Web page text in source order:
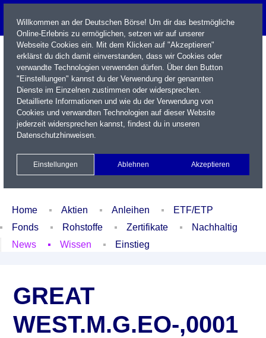
Name / WKN / ISIN / Kürzel
Xetra Realtime
Watchlist Portfolio Login
Home Aktien Anleihen
ETF/ETP
Fonds
Rohstoffe Zertifikate
Nachhaltig
News
Wissen Einstieg
GREAT
WEST.M.G.EO-,0001
Willkommen an der Deutschen Börse! Um dir das bestmögliche
Online-Erlebnis zu ermöglichen, setzen wir auf unserer
Webseite Cookies ein. Mit dem Klicken auf "Akzeptieren"
erklärst du dich damit einverstanden, dass wir Cookies oder
verwandte Technologien verwenden dürfen. Über den Button
"Einstellungen" kannst du der Verwendung der genannten
Dienste im Einzelnen zustimmen oder widersprechen.
Detaillierte Informationen und wie du der Verwendung von
Cookies und verwandten Technologien auf dieser Website
jederzeit widersprechen kannst, findest du in unseren
Datenschutzhinweisen.
Einstellungen Ablehnen Akzeptieren